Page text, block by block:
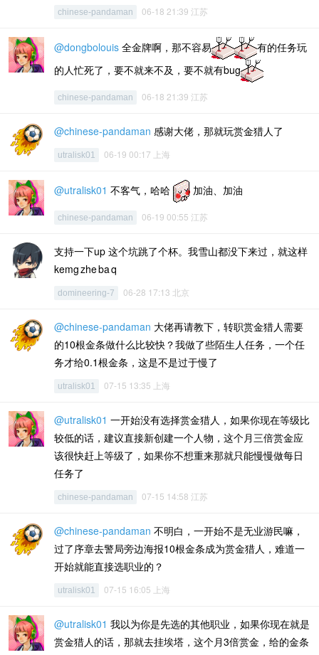
chinese-pandaman 06-18 21:39 江苏
@dongbolouis 全金牌啊，那不容易
有的任务玩
的人忙死了，要不就来不及，要不就有bug
chinese-pandaman 06-18 21:39 江苏
@chinese-pandaman 感谢大佬，那就玩赏金猎人了
utralisk01 06-19 00:17 上海
@utralisk01 不客气，哈哈 加油、加油
chinese-pandaman 06-19 00:55 江苏
支持一下up 这个坑跳了个杯。我雪山都没下来过，就这样
kemg zhe ba q
domineering-7 06-28 17:13 北京
@chinese-pandaman 大佬再请教下，转职赏金猎人需要
的10根金条做什么比较快？我做了些陌生人任务，一个任
务才给0.1根金条，这是不是过于慢了
utralisk01 07-15 13:35 上海
@utralisk01 一开始没有选择赏金猎人，如果你现在等级比
较低的话，建议直接新创建一个人物，这个月三倍赏金应
该很快赶上等级了，如果你不想重来那就只能慢慢做每日
任务了
chinese-pandaman 07-15 14:58 江苏
@chinese-pandaman 不明白，一开始不是无业游民嘛，
过了序章去警局旁边海报10根金条成为赏金猎人，难道一
开始就能直接选职业的？
utralisk01 07-15 16:05 上海
@utralisk01 我以为你是先选的其他职业，如果你现在就是
赏金猎人的话，那就去挂埃塔，这个月3倍赏金，给的金条